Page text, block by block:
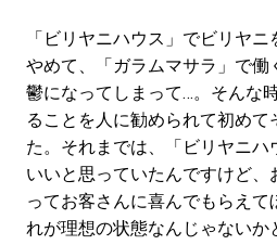
「ビリヤニハウス」でビリヤ
やめて、「ガラムマサラ」で働
鬱になってしまって…。そんな
ることを人に勧められて初めて
た。それまでは、「ビリヤニ
いいと思っていたんですけど、
ってお客さんに喜んでもらえ
れが理想の状態なんじゃないか